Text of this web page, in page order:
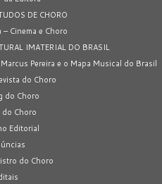
DE CHORO
– Cinema e Choro
IMATERIAL DO BRASIL
Pereira e o Mapa Musical do Brasil
do Choro
do Choro
do Choro
Editorial
do Choro